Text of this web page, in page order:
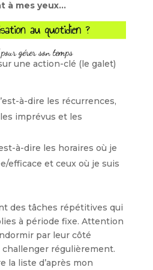
à mes yeux…
gérer son temps
une action-clé (le galet)
à-dire les récurrences,
imprévus et les
à-dire les horaires où je
efficace et ceux où je suis
des tâches répétitives qui
à période fixe. Attention
par leur côté
challenger régulièrement.
la liste d’après mon